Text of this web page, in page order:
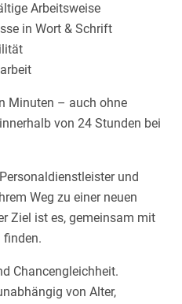
Arbeitsweise
in Wort & Schrift
Minuten – auch ohne
von 24 Stunden bei
und
Weg zu einer neuen
Ziel ist es, gemeinsam mit
finden.
Chancengleichheit.
von Alter,